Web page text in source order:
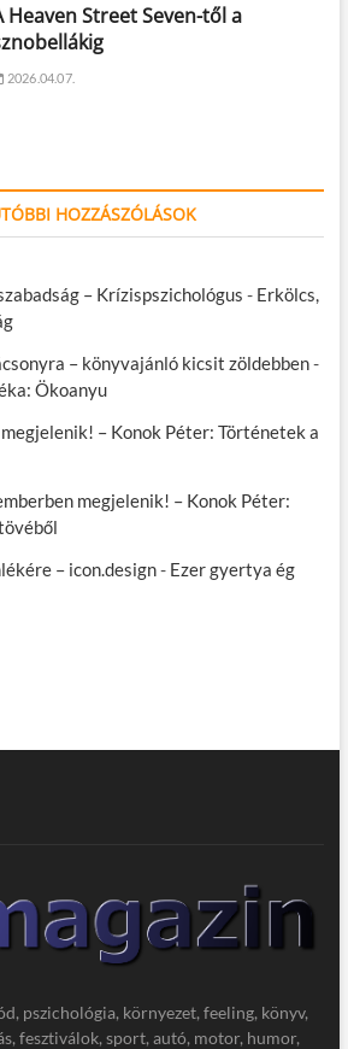
Heaven Street Seven-től a
2026.04.07.
HOZZÁSZÓLÁSOK
– Krízispszichológus - Erkölcs,
– könyvajánló kicsit zöldebben-
Ökoanyu
– Konok Péter: Történetek a
megjelenik! – Konok Péter:
– icon.design- Ezer gyertya ég
pszichológia, környezet, feeling, könyv,
fesztiválok, sport, autó, motor, humor,